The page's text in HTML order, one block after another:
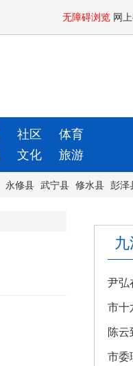
无障碍浏览 网
社区 体育
文化 旅游
永修县 武宁县 修水县 彭泽
尹弘
教育
市十
陈云
市委